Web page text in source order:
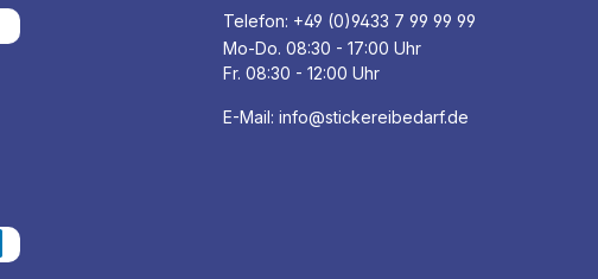
Telefon: +49 (0)9433 7 99 99 99
Mo-Do. 08:30 - 17:00 Uhr
Fr. 08:30 - 12:00 Uhr
E-Mail: info@stickereibedarf.de